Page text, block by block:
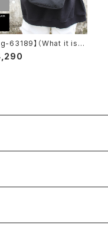
63189】（What it isN
BY MARKGONZALE
ットイットイズント) ア